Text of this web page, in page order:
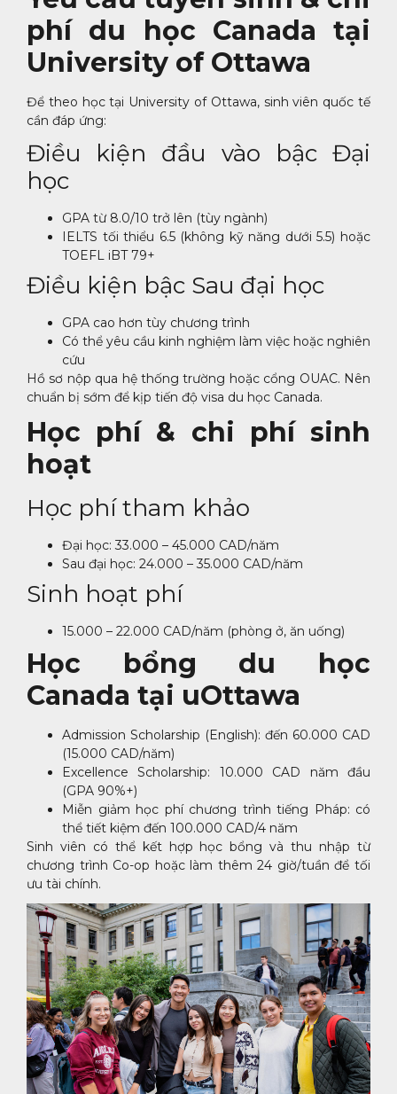
phí du học Canada tại
University of Ottawa
Để theo học tại University of Ottawa, sinh viên quốc tế
cần đáp ứng:
Điều kiện đầu vào bậc Đại
học
GPA từ 8.0/10 trở lên (tùy ngành)
IELTS tối thiểu 6.5 (không kỹ năng dưới 5.5) hoặc
TOEFL iBT 79+
Điều kiện bậc Sau đại học
GPA cao hơn tùy chương trình
Có thể yêu cầu kinh nghiệm làm việc hoặc nghiên
cứu
Hồ sơ nộp qua hệ thống trường hoặc cổng OUAC. Nên
chuẩn bị sớm để kịp tiến độ visa du học Canada.
Học phí & chi phí sinh
hoạt
Học phí tham khảo
Đại học: 33.000 – 45.000 CAD/năm
Sau đại học: 24.000 – 35.000 CAD/năm
Sinh hoạt phí
15.000 – 22.000 CAD/năm (phòng ở, ăn uống)
Học bổng du học
Canada tại uOttawa
Admission Scholarship (English): đến 60.000 CAD
(15.000 CAD/năm)
Excellence Scholarship: 10.000 CAD năm đầu
(GPA 90%+)
Miễn giảm học phí chương trình tiếng Pháp: có
thể tiết kiệm đến 100.000 CAD/4 năm
Sinh viên có thể kết hợp học bổng và thu nhập từ
chương trình Co-op hoặc làm thêm 24 giờ/tuần để tối
ưu tài chính.